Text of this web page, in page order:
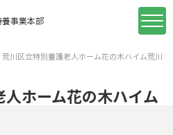
養事業本部
荒川区立特別養護老人ホーム花の木ハイム荒川
ホーム花の木ハイム